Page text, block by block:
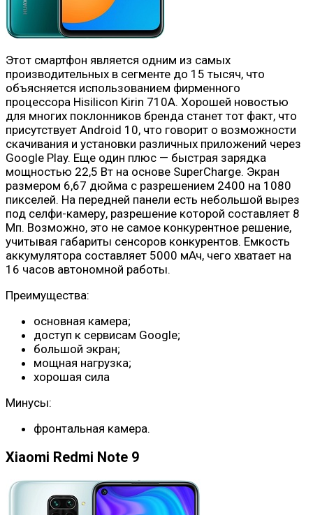
Этот смартфон является одним из самых
производительных в сегменте до 15 тысяч, что
объясняется использованием фирменного
процессора Hisilicon Kirin 710A. Хорошей новостью
для многих поклонников бренда станет тот факт, что
присутствует Android 10, что говорит о возможности
скачивания и установки различных приложений через
Google Play. Еще один плюс — быстрая зарядка
мощностью 22,5 Вт на основе SuperCharge. Экран
размером 6,67 дюйма с разрешением 2400 на 1080
пикселей. На передней панели есть небольшой вырез
под селфи-камеру, разрешение которой составляет 8
Мп. Возможно, это не самое конкурентное решение,
учитывая габариты сенсоров конкурентов. Емкость
аккумулятора составляет 5000 мАч, чего хватает на
16 часов автономной работы.
Преимущества:
основная камера;
доступ к сервисам Google;
большой экран;
мощная нагрузка;
хорошая сила
Минусы:
фронтальная камера.
Xiaomi Redmi Note 9